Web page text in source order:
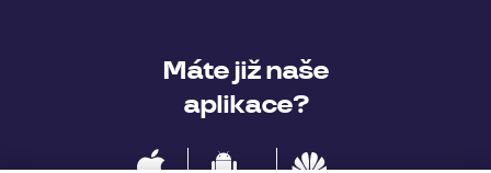
Máte již naše
aplikace?